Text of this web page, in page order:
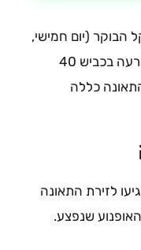
באורח קל הבוקר (יום חמישי,
6 במאי 2026) בתאונת דרכים שאירעה בכביש 40
כללה
לזירת התאונה
האופנוע שנפצע.